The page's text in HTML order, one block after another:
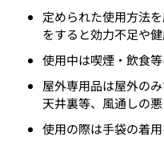
定められた使用方法
をすると効力不足や
使用中は喫煙・飲食等
屋外専用品は屋外の
天井裏等、風通しの
使用の際は手袋の着用